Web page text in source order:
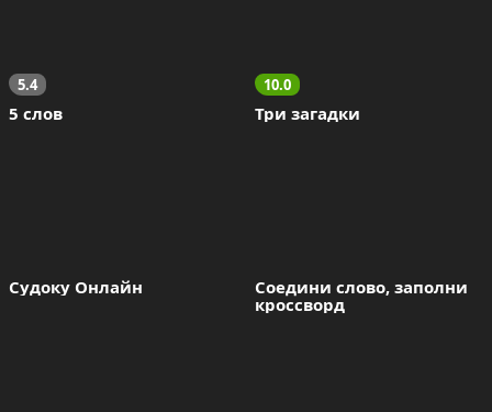
5.4
5 слов
10.0
Три загадки
Судоку Онлайн
Соедини слово, заполни
кроссворд